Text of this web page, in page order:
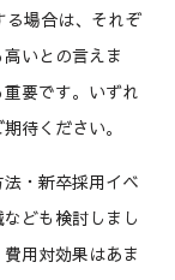
る場合は、それぞ
いとの言えま
要です。いずれ
待ください。
・新卒採用イベ
ども検討しまし
用対効果はあま